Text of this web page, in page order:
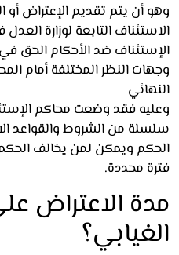
أن يتم تقديم الإعتراض أو
التابعة لوزارة العدل في
ضد الأحكام الحق في
النظر المختلفة أمام
فقد وضعت محاكم الإستئناف
من الشروط والقواعد
ويمكن لمن يخالف الحكم
محددة.
الاعتراض على